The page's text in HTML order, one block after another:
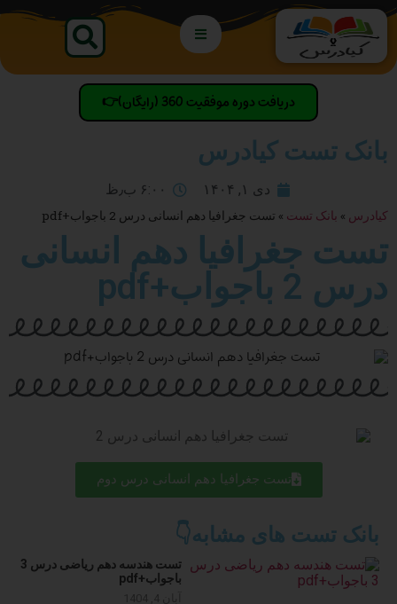
دریافت دوره موفقیت 360 (رایگان)👉
بانک تست کیادرس
دی ۱, ۱۴۰۴ ۶:۰۰ ب٫ظ
کیادرس » بانک تست » تست جغرافیا دهم انسانی درس 2 باجواب+pdf
تست جغرافیا دهم انسانی
درس 2 باجواب+pdf
تست جغرافیا دهم انسانی درس دوم
بانک تست های مشابه👇
تست هندسه دهم ریاضی درس 3
باجواب+pdf